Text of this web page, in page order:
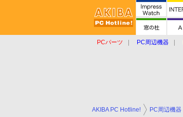
PCパーツ PC周辺機器
AKIBA PC Hotline! PC周辺機器